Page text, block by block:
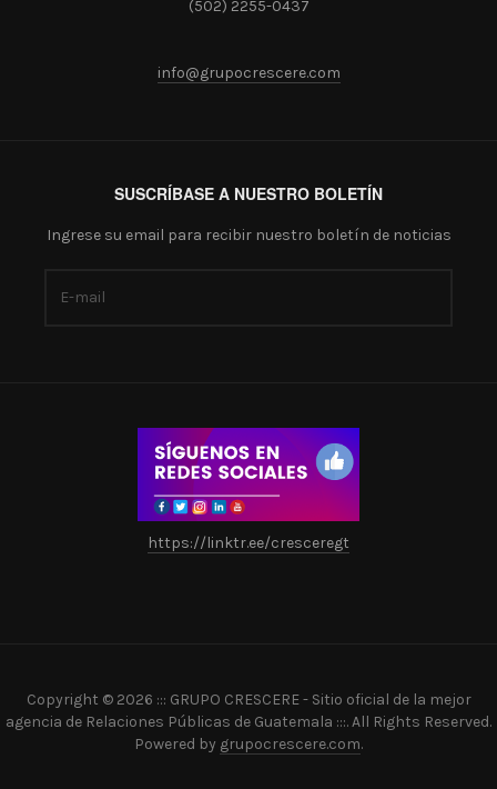
(502) 2255-0437
info@grupocrescere.com
SUSCRÍBASE A NUESTRO BOLETÍN
Ingrese su email para recibir nuestro boletín de noticias
https://linktr.ee/cresceregt
Copyright © 2026 ::: GRUPO CRESCERE - Sitio oficial de la mejor
agencia de Relaciones Públicas de Guatemala :::. All Rights Reserved.
Powered by grupocrescere.com.